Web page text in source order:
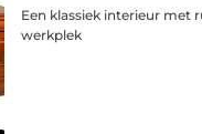
Een klassiek interieur met
werkplek